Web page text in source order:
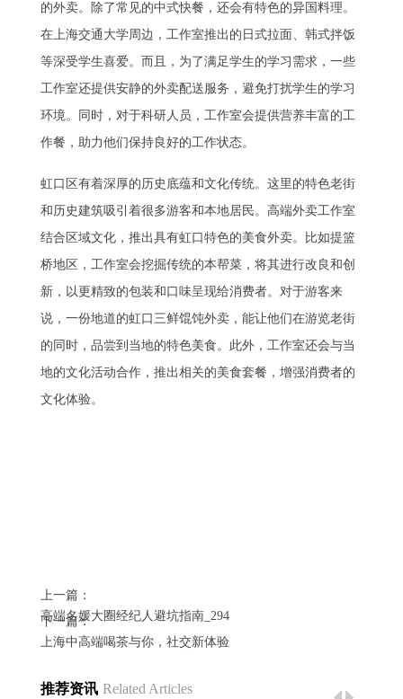
的外卖。除了常见的中式快餐，还会有特色的异国料理。
在上海交通大学周边，工作室推出的日式拉面、韩式拌饭
等深受学生喜爱。而且，为了满足学生的学习需求，一些
工作室还提供安静的外卖配送服务，避免打扰学生的学习
环境。同时，对于科研人员，工作室会提供营养丰富的工
作餐，助力他们保持良好的工作状态。
虹口区有着深厚的历史底蕴和文化传统。这里的特色老街
和历史建筑吸引着很多游客和本地居民。高端外卖工作室
结合区域文化，推出具有虹口特色的美食外卖。比如提篮
桥地区，工作室会挖掘传统的本帮菜，将其进行改良和创
新，以更精致的包装和口味呈现给消费者。对于游客来
说，一份地道的虹口三鲜馄饨外卖，能让他们在游览老街
的同时，品尝到当地的特色美食。此外，工作室还会与当
地的文化活动合作，推出相关的美食套餐，增强消费者的
文化体验。
上一篇：
高端名媛大圈经纪人避坑指南_294
下一篇：
上海中高端喝茶与你，社交新体验
推荐资讯 Related Articles